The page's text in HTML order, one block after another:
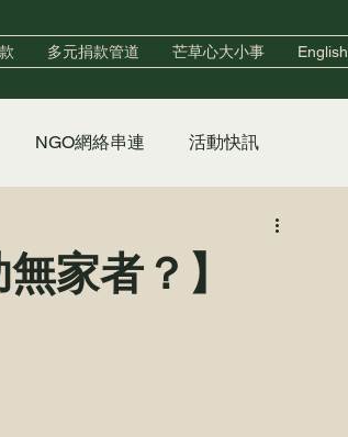
多元捐款管道 芒草心大小事 English
NGO網絡串連 活動快訊
家者？】